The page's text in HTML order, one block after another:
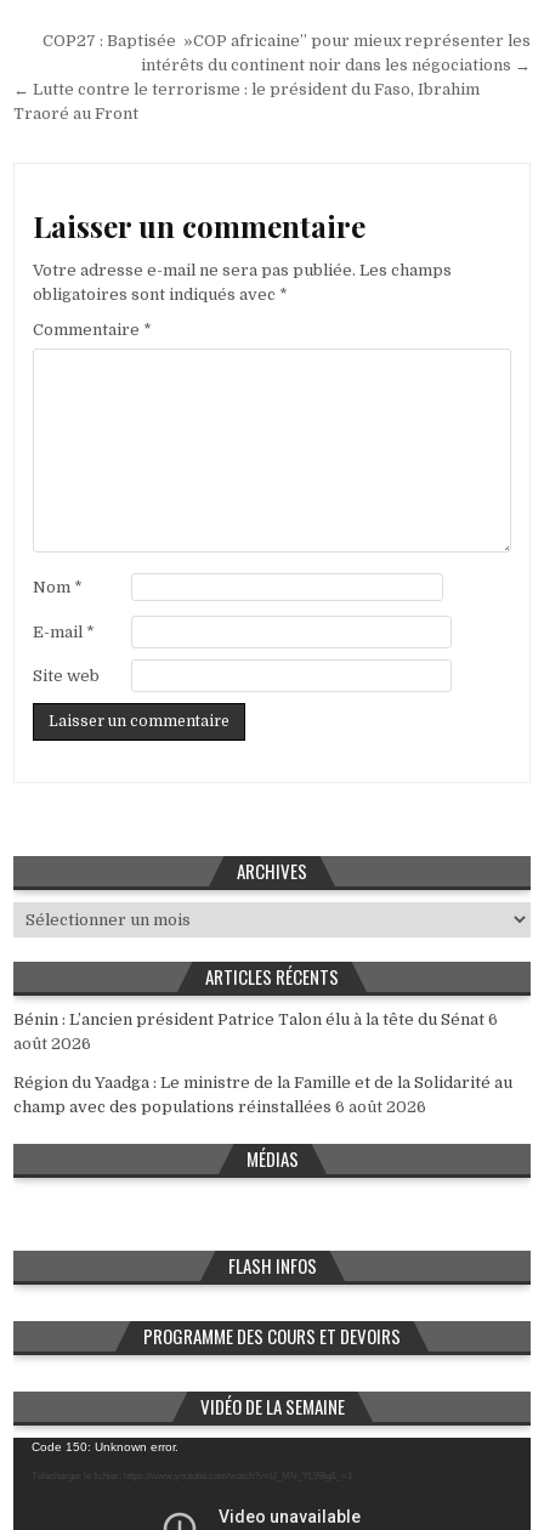
Navigation
de
l’article
COP27 : Baptisée »COP africaine’’ pour mieux représenter les
intérêts du continent noir dans les négociations →
← Lutte contre le terrorisme : le président du Faso, Ibrahim
Traoré au Front
Laisser un commentaire
Votre adresse e-mail ne sera pas publiée. Les champs
obligatoires sont indiqués avec *
Commentaire *
Nom *
E-mail *
Site web
ARCHIVES
Archives
ARTICLES RÉCENTS
Bénin : L’ancien président Patrice Talon élu à la tête du Sénat 6
août 2026
Région du Yaadga : Le ministre de la Famille et de la Solidarité au
champ avec des populations réinstallées 6 août 2026
MÉDIAS
FLASH INFOS
PROGRAMME DES COURS ET DEVOIRS
VIDÉO DE LA SEMAINE
Lecteur
vidéo
Code 150: Unknown error.
Télécharger le fichier: https://www.youtube.com/watch?v=U_MN_YL99Ig&_=1